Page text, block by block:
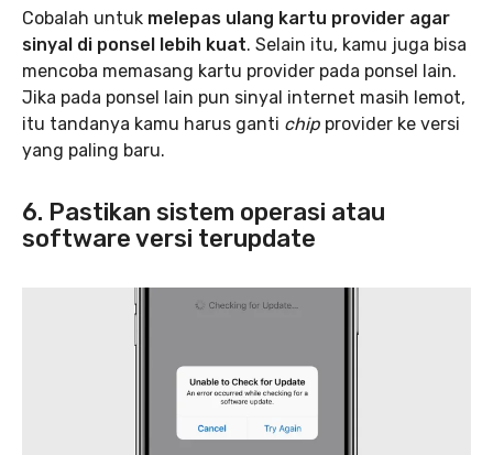
Cobalah untuk melepas ulang kartu provider agar
sinyal di ponsel lebih kuat. Selain itu, kamu juga bisa
mencoba memasang kartu provider pada ponsel lain.
Jika pada ponsel lain pun sinyal internet masih lemot,
itu tandanya kamu harus ganti chip provider ke versi
yang paling baru.
6. Pastikan sistem operasi atau
software versi terupdate